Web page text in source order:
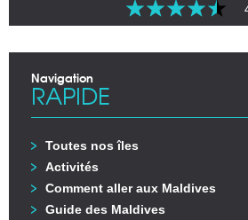
Navigation
RAPIDE
Toutes nos îles
Activités
Comment aller aux Maldives
Guide des Maldives